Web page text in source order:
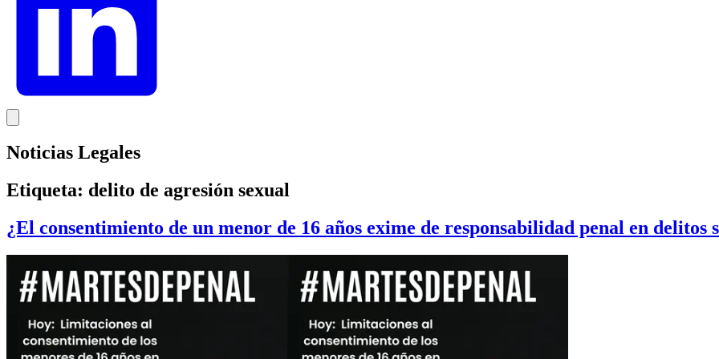
Noticias Legales
Etiqueta: delito de agresión sexual
¿El consentimiento de un menor de 16 años exime de responsabilidad penal en delitos